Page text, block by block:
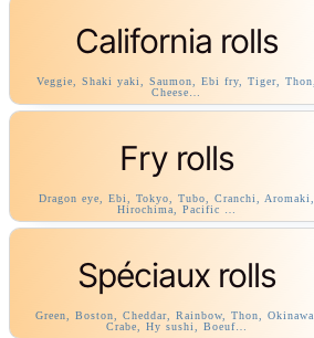
California rolls
Veggie, Shaki yaki, Saumon, Ebi fry, Tiger, Thon,
Cheese…
Fry rolls
Dragon eye, Ebi, Tokyo, Tubo, Cranchi, Aromaki,
Hirochima, Pacific …
Spéciaux rolls
Green, Boston, Cheddar, Rainbow, Thon, Okinawa,
Crabe, Hy sushi, Boeuf…